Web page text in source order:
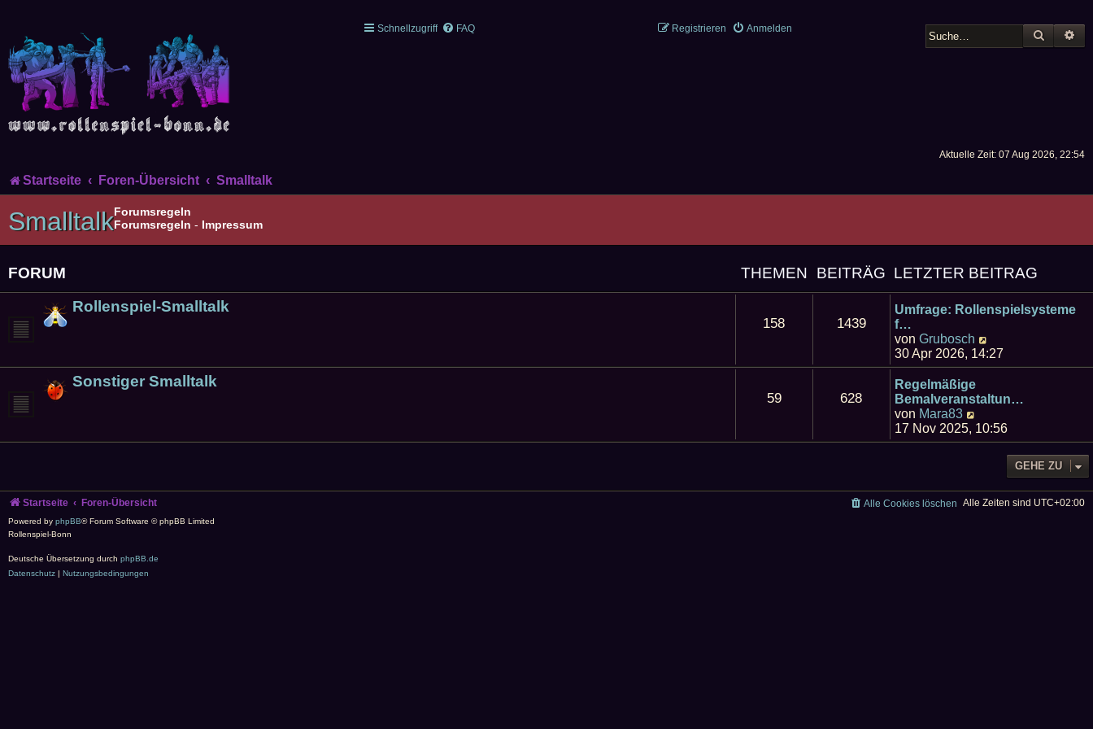
Schnellzugriff FAQ Anmelden
Registrieren
SUCHE
Startseite Foren-Übersicht Smalltalk
Aktuelle Zeit: 07 Aug 2026, 22:54
SmalltalkForumsregeln
Forumsregeln - Impressum
FORUM THEMEN
BEITRÄG LETZTER BEITRAG
Rollenspiel-Smalltalk
158 1439
Umfrage: Rollenspielsysteme
f…
von Grubosch
e
u
s
e
r
t
30 Apr 2026, 14:27
Sonstiger Smalltalk
59 628
Regelmäßige
Bemalveranstaltun…
von Mara83
e
u
e
17 Nov 2025, 10:56
GEHE ZU
Startseite Foren-Übersicht Alle Zeiten sind UTC+02:00
Alle Cookies löschen
Powered by phpBB® Forum Software © phpBB Limited
Rollenspiel-Bonn
Deutsche Übersetzung durch phpBB.de
Datenschutz | Nutzungsbedingungen